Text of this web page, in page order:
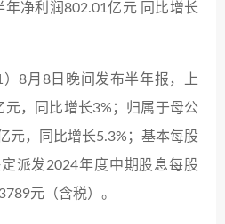
年净利润802.01亿元 同比增长
8月8日晚间发布半年报，上
，同比增长3%；归属于母公
元，同比增长5.3%；基本每股
派发2024年度中期股息每股
元（含税）。